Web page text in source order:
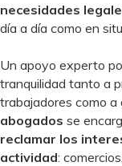
necesidades
día a día como en
Un apoyo experto
tranquilidad tanto a
trabajadores como a
abogados se
reclamar los
actividad: